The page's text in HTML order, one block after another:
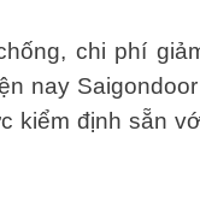
chi phí
nay
kiểm định sẵn